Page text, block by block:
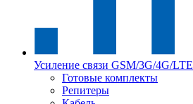
Усиление связи GSM/3G/4G/LTE
Готовые комплекты
Репитеры